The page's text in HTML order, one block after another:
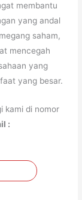
membantu
yang andal
saham,
mencegah
yang
yang besar.
kami di nomor
: